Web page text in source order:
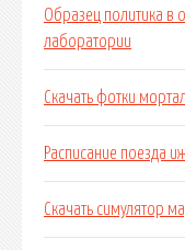
Образец политика в
лаборатории
Скачать фотки
Расписание поезда
Скачать симулятор